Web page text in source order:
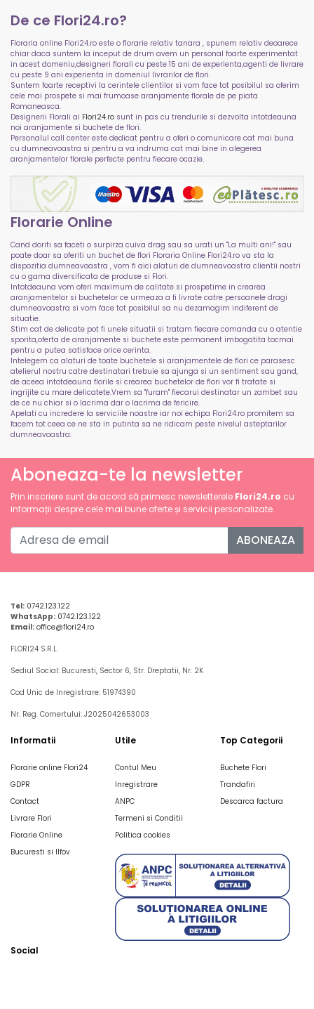
De ce Flori24.ro?
Floraria online Flori24.ro este o florarie relativ tanara , spunem relativ deoarece
chiar daca suntem la inceput de drum avem un personal foarte experimentat
in acest domeniu,designeri florali cu peste 15 ani de experienta,agenti de livrare
cu peste 9 ani experienta in domeniul livrarilor de flori.
Suntem foarte receptivi la cerintele clientilor si vom face tot posibilul sa oferim
cele mai prospete si mai frumoase aranjamente florale de pe piata
Romaneasca.
Designerii Florali ai Flori24.ro sunt in pas cu trendurile si dezvolta intotdeauna
noi aranjamente si buchete de flori.
Personalul call center este dedicat pentru a oferi o comunicare cat mai buna
cu dumneavoastra si pentru a va indruma cat mai bine in alegerea
aranjamentelor florale perfecte pentru fiecare ocazie.
Florarie Online
Cand doriti sa faceti o surpirza cuiva drag sau sa urati un "La multi ani!" sau
poate doar sa oferiti un buchet de flori Floraria Online Flori24.ro va sta la
dispozitia dumneavoastra , vom fi aici alaturi de dumneavoastra clientii nostri
cu o gama diversificata de produse si Flori.
Intotdeauna vom oferi maximum de calitate si prospetime in crearea
aranjamentelor si buchetelor ce urmeaza a fi livrate catre persoanele dragi
dumneavoastra si vom face tot posibilul sa nu dezamagim indiferent de
situatie.
Stim cat de delicate pot fi unele situatii si tratam fiecare comanda cu o atentie
sporita,oferta de aranjamente si buchete este permanent imbogatita tocmai
pentru a putea satisface orice cerinta.
Intelegem ca alaturi de toate buchetele si aranjamentele de flori ce parasesc
atelierul nostru catre destinatari trebuie sa ajunga si un sentiment sau gand,
de aceea intotdeauna florile si crearea buchetelor de flori vor fi tratate si
ingrijite cu mare delicatete.Vrem sa "furam" fiecarui destinatar un zambet sau
de ce nu chiar si o lacrima dar o lacrima de fericire.
Apelati cu incredere la serviciile noastre iar noi echipa Flori24.ro promitem sa
facem tot ceea ce ne sta in putinta sa ne ridicam peste nivelul asteptarilor
dumneavoastra.
Aboneaza-te la newsletter
Prin inscriere sunt de acord să primesc newsletterele Flori24.ro cu
informații despre cele mai bune oferte și servicii personalizate.
ABONEAZA
Tel: 0742.123.122
WhatsApp: 0742.123.122
Email: office@flori24.ro
FLORI24 S.R.L.
Sediul Social: Bucuresti, Sector 6, Str. Dreptatii, Nr. 2K
Cod Unic de Inregistrare: 51974390
Nr. Reg. Comertului: J2025042653003
Informatii
Florarie online Flori24
GDPR
Contact
Livrare Flori
Florarie Online
Bucuresti si Ilfov
Utile
Contul Meu
Inregistrare
ANPC
Termeni si Conditii
Politica cookies
Top Categorii
Buchete Flori
Trandafiri
Descarca factura
Social